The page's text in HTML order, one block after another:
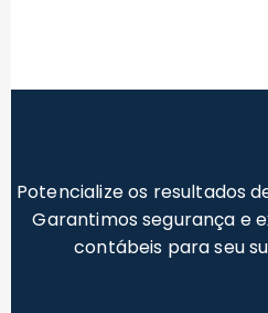
Potencialize os resultados
Garantimos segurança e
contábeis para seu